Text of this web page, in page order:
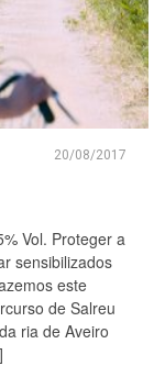
20/08/2017
Vol. Proteger a
sensibilizados
este
de Salreu
ria de Aveiro